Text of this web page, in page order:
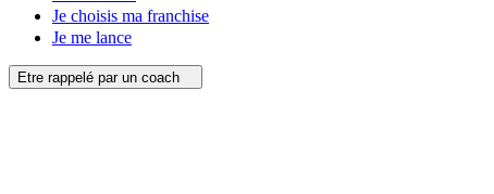
Je choisis ma franchise
Je me lance
Etre rappelé par un coach